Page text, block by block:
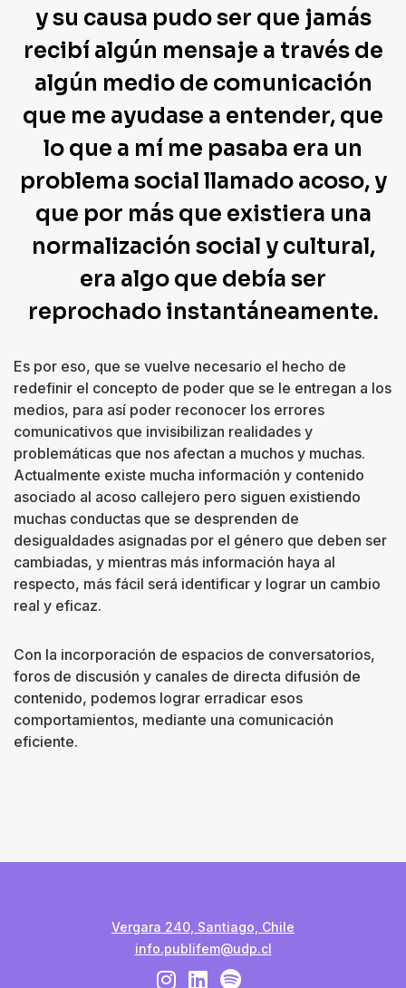
y su causa pudo ser que jamás
recibí algún mensaje a través de
algún medio de comunicación
que me ayudase a entender, que
lo que a mí me pasaba era un
problema social llamado acoso, y
que por más que existiera una
normalización social y cultural,
era algo que debía ser
reprochado instantáneamente.
Es por eso, que se vuelve necesario el hecho de
redefinir el concepto de poder que se le entregan a los
medios, para así poder reconocer los errores
comunicativos que invisibilizan realidades y
problemáticas que nos afectan a muchos y muchas.
Actualmente existe mucha información y contenido
asociado al acoso callejero pero siguen existiendo
muchas conductas que se desprenden de
desigualdades asignadas por el género que deben ser
cambiadas, y mientras más información haya al
respecto, más fácil será identificar y lograr un cambio
real y eficaz.
Con la incorporación de espacios de conversatorios,
foros de discusión y canales de directa difusión de
contenido, podemos lograr erradicar esos
comportamientos, mediante una comunicación
eficiente.
Vergara 240, Santiago, Chile
info.publifem@udp.cl